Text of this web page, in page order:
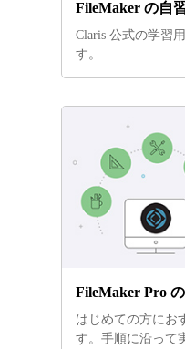
FileMaker の自
Claris 公式の学習
す。
FileMaker Pro
はじめての方にお
す。手順に沿って